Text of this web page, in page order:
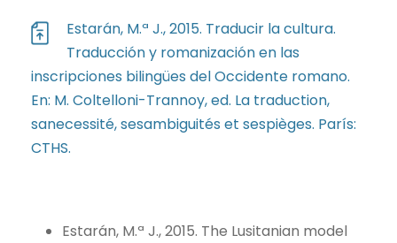
Estarán, M.ª J., 2015. Traducir la cultura.
Traducción y romanización en las
inscripciones bilingües del Occidente romano.
En: M. Coltelloni-Trannoy, ed. La traduction,
sanecessité, sesambiguités et sespièges. París:
CTHS.
Estarán, M.ª J., 2015. The Lusitanian model